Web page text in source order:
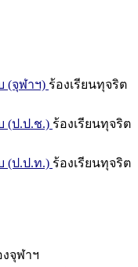
(จุฬาฯ) ร้องเรียนทุจริต
(ป.ป.ช.) ร้องเรียนทุจริต
(ป.ป.ท.) ร้องเรียนทุจริต
จุฬาฯ